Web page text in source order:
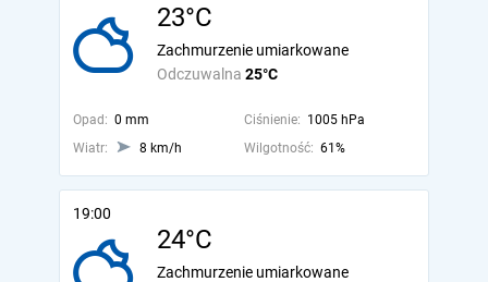
23°C
Odczuwalna 25°C
Zachmurzenie umiarkowane
Opad: 0 mm Ciśnienie: 1005 hPa
Wiatr:
8 km/h Wilgotność: 61%
19:00
24°C
Zachmurzenie umiarkowane